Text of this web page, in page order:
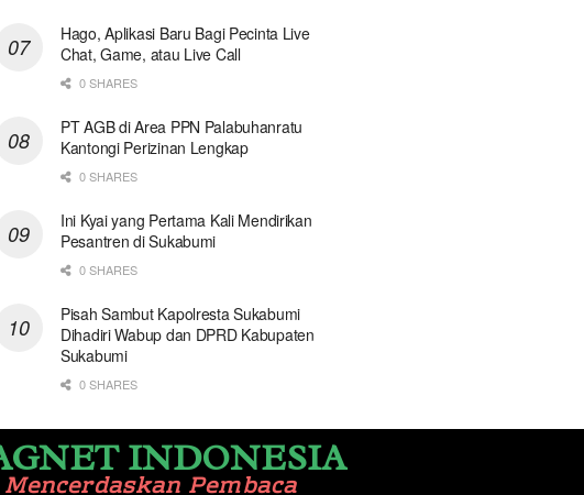
Hago, Aplikasi Baru Bagi Pecinta Live
Chat, Game, atau Live Call
0 SHARES
PT AGB di Area PPN Palabuhanratu
Kantongi Perizinan Lengkap
0 SHARES
Ini Kyai yang Pertama Kali Mendirikan
Pesantren di Sukabumi
0 SHARES
Pisah Sambut Kapolresta Sukabumi
Dihadiri Wabup dan DPRD Kabupaten
Sukabumi
0 SHARES
INDONESIA
Mencerdaskan Pembaca